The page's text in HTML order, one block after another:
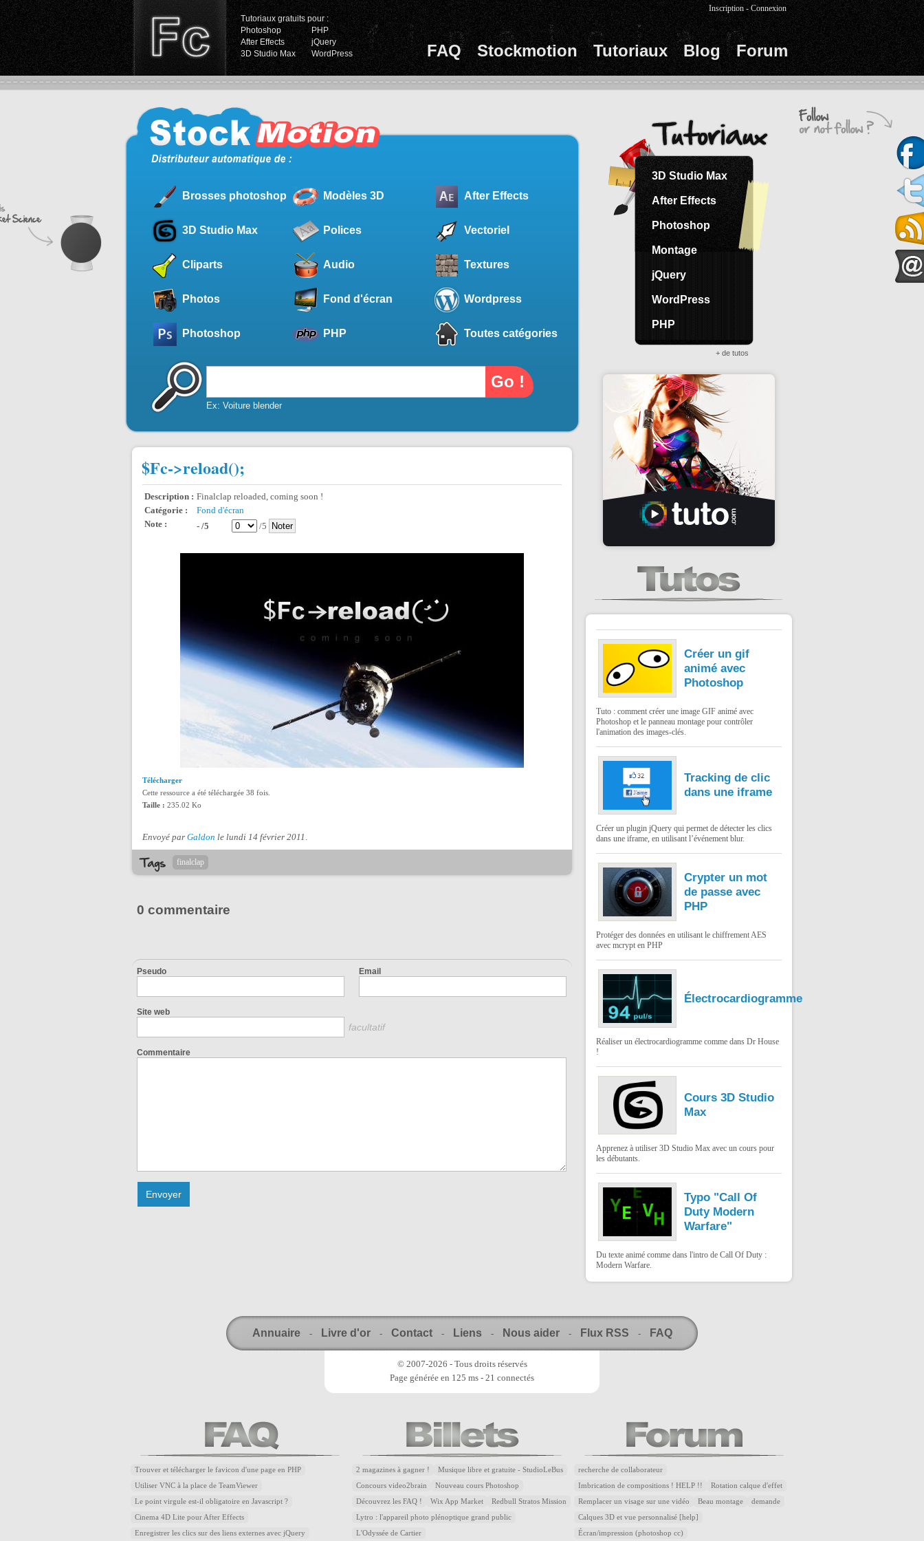
Tutoriaux gratuits pour :
Photoshop
PHP
After Effects
jQuery
3D Studio Max
WordPress FAQ Stockmotion Tutoriaux Blog Forum
Inscription -Connexion
Brosses photoshop Modèles 3D After Effects
3D Studio Max Polices Vectoriel
Cliparts Audio Textures
Photos Fond d'écran Wordpress
Photoshop PHP Toutes catégories
Ex: Voiture blender
$Fc->reload();
Description : Finalclap reloaded, coming soon !
Catégorie :
Fond d'écran
Note :
- /5 /5
Télécharger
Cette ressource a été téléchargée 38 fois.
Taille : 235.02 Ko
Envoyé par Galdon le lundi 14 février 2011 .
finalclap
0 commentaire
Pseudo Email
Site web
facultatif
Commentaire
3D Studio Max
After Effects
Photoshop
Montage
jQuery
WordPress
PHP
+ de tutos
Créer un gif
animé avec
Photoshop
Tuto : comment créer une image GIF animé avec
Photoshop et le panneau montage pour contrôler
l'animation des images-clés.
Tracking de clic
dans une iframe
Créer un plugin jQuery qui permet de détecter les clics
dans une iframe, en utilisant l’événement blur.
Crypter un mot
de passe avec
PHP
Protéger des données en utilisant le chiffrement AES
avec mcrypt en PHP
Électrocardiogramme
Réaliser un électrocardiogramme comme dans Dr House
!
Cours 3D Studio
Max
Apprenez à utiliser 3D Studio Max avec un cours pour
les débutants.
Typo "Call Of
Duty Modern
Warfare"
Du texte animé comme dans l'intro de Call Of Duty :
Modern Warfare.
Annuaire - Livre d'or - Contact - Liens - Nous aider - Flux RSS - FAQ
© 2007-2026 - Tous droits réservés
Page générée en 125 ms - 21 connectés
Trouver et télécharger le favicon d'une page en PHP
Utiliser VNC à la place de TeamViewer
Le point virgule est-il obligatoire en Javascript ?
Cinema 4D Lite pour After Effects
Enregistrer les clics sur des liens externes avec jQuery
2 magazines à gagner ! Musique libre et gratuite - StudioLeBus
Concours video2brain Nouveau cours Photoshop
Découvrez les FAQ ! Wix App Market Redbull Stratos Mission
Lytro : l'appareil photo plénoptique grand public
L'Odyssée de Cartier
recherche de collaborateur
Imbrication de compositions ! HELP !! Rotation calque d'effet
Remplacer un visage sur une vidéo Beau montage demande
Calques 3D et vue personnalisé [help]
Écran/impression (photoshop cc)